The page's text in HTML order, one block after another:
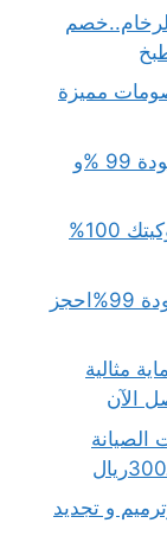
مميزة
شركة كشف تسربات المياه بالرياض بـجودة 99 %و
شركة تنظيف موكيت بالرياض لنظافة موكيتك 100%
شركة رش حشرات بالرياض بضمان الجودة 99%احجز
بالخرج خدمة7/24حماية مثالية
وترميم و تجديد